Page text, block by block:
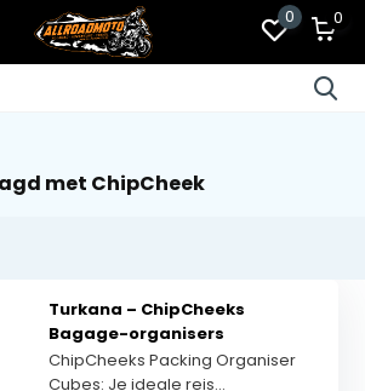
0 0
met ChipCheek
Turkana – ChipCheeks
Bagage-organisers
ChipCheeks Packing Organiser
Cubes: Je ideale reis...